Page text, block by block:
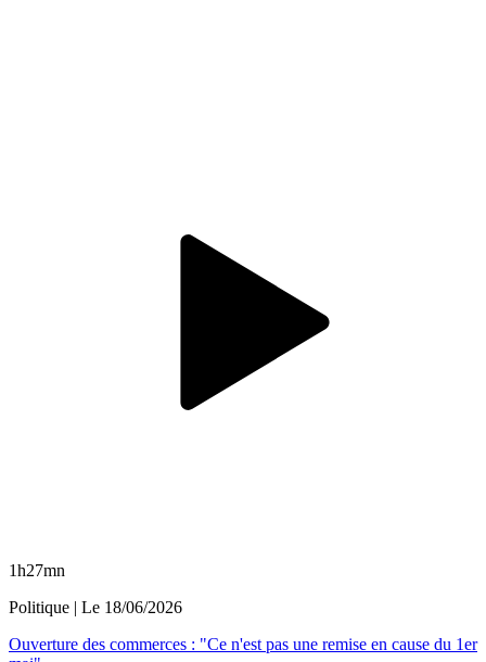
1h27mn
Politique | Le 18/06/2026
Ouverture des commerces : "Ce n'est pas une remise en cause du 1er